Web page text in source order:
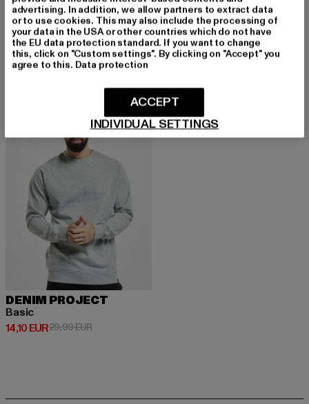
DENIM PROJECT
Company
15,00 EUR
Derzeitiger Preis: 15,00 EUR
29,99 EURAktionspreis: 29,99 EUR
DENIM PROJECT
Basic
18,80 EUR
Derzeitiger Preis: 18,80 EUR
39,99 EURAktionspreis:
DENIM PROJECT
Basic
14,10 EUR
Derzeitiger Preis: 14,10 EUR
29,99 EURAktionspreis: 29,99 EUR
advertising. In addition, we allow partners to extract data
or to use cookies. This may also include the processing of
your data in the USA or other countries which do not have
the EU data protection standard. If you want to change
this, click on "Custom settings". By clicking on "Accept" you
agree to this. Data protection
INDIVIDUAL SETTINGS
ACCEPT